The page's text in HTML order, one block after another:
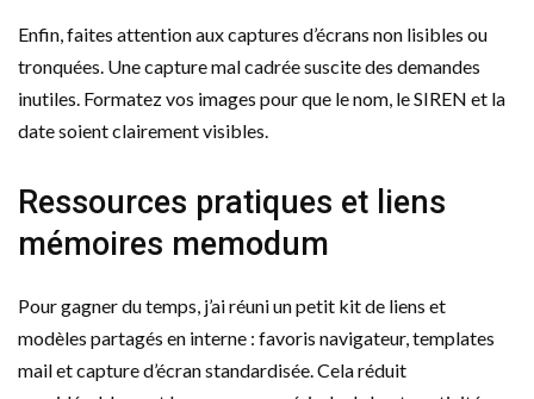
Enfin, faites attention aux captures d’écrans non lisibles ou
tronquées. Une capture mal cadrée suscite des demandes
inutiles. Formatez vos images pour que le nom, le SIREN et la
date soient clairement visibles.
Ressources pratiques et liens
mémoires memodum
Pour gagner du temps, j’ai réuni un petit kit de liens et
modèles partagés en interne : favoris navigateur, templates
mail et capture d’écran standardisée. Cela réduit